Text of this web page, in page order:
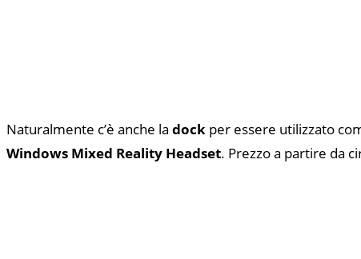
Naturalmente c’è anche la dock per essere utilizzato
Windows Mixed Reality Headset. Prezzo a partire da